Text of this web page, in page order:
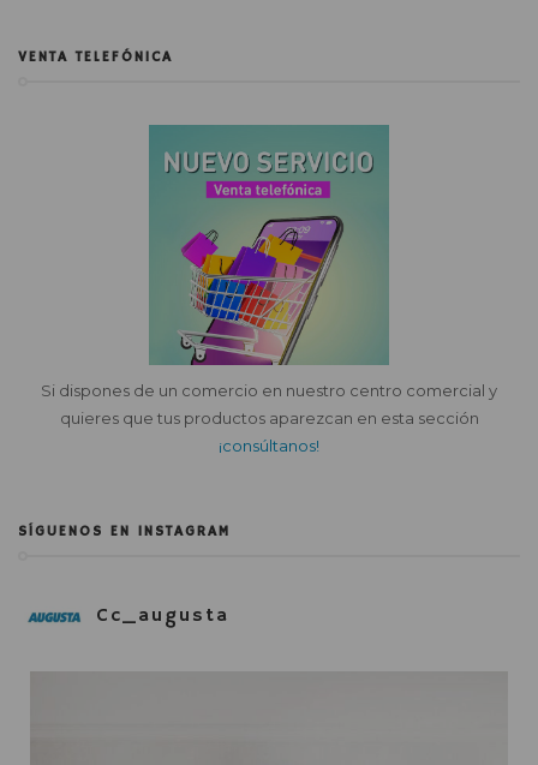
VENTA TELEFÓNICA
Si dispones de un comercio en nuestro centro comercial y
quieres que tus productos aparezcan en esta sección
¡consúltanos!
SÍGUENOS EN INSTAGRAM
Cc_augusta